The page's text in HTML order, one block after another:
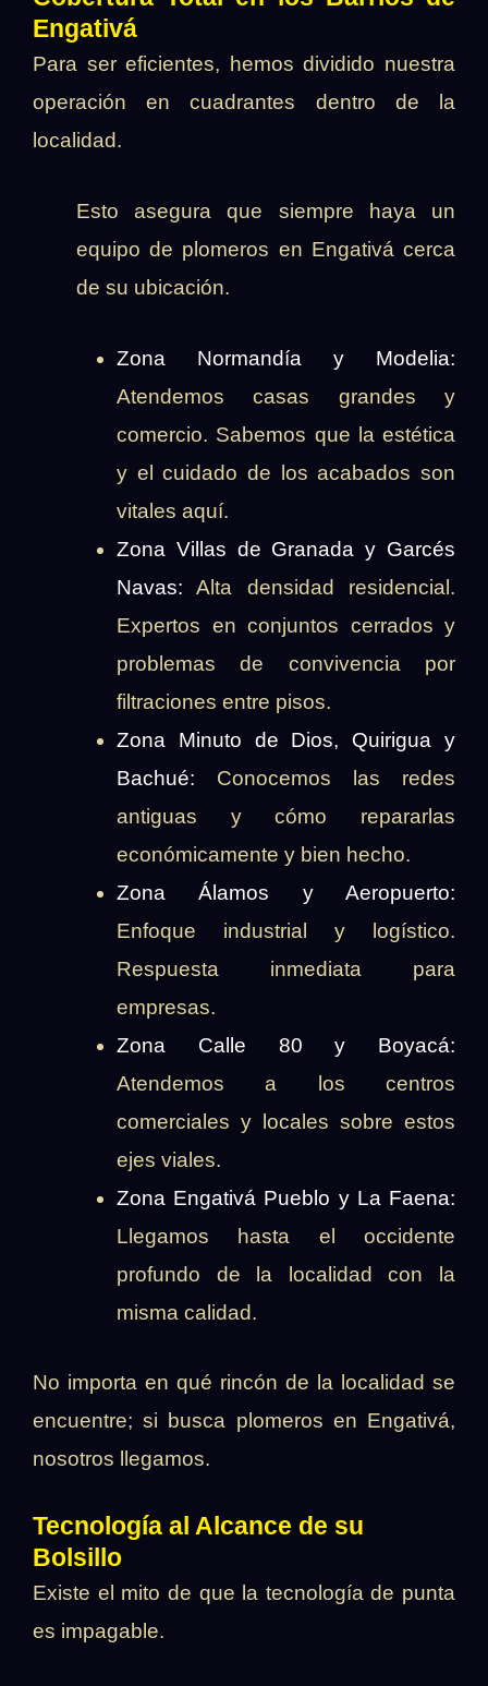
Engativá
Para ser eficientes, hemos dividido nuestra
operación en cuadrantes dentro de la
localidad.
Esto asegura que siempre haya un
equipo de plomeros en Engativá cerca
de su ubicación.
Zona Normandía y Modelia:
Atendemos casas grandes y
comercio. Sabemos que la estética
y el cuidado de los acabados son
vitales aquí.
Zona Villas de Granada y Garcés
Navas: Alta densidad residencial.
Expertos en conjuntos cerrados y
problemas de convivencia por
filtraciones entre pisos.
Zona Minuto de Dios, Quirigua y
Bachué: Conocemos las redes
antiguas y cómo repararlas
económicamente y bien hecho.
Zona Álamos y Aeropuerto:
Enfoque industrial y logístico.
Respuesta inmediata para
empresas.
Zona Calle 80 y Boyacá:
Atendemos a los centros
comerciales y locales sobre estos
ejes viales.
Zona Engativá Pueblo y La Faena:
Llegamos hasta el occidente
profundo de la localidad con la
misma calidad.
No importa en qué rincón de la localidad se
encuentre; si busca plomeros en Engativá,
nosotros llegamos.
Tecnología al Alcance de su
Bolsillo
Existe el mito de que la tecnología de punta
es impagable.